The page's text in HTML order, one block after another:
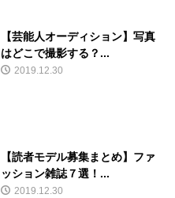
【芸能人オーディション】写真
はどこで撮影する？...
2019.12.30
【読者モデル募集まとめ】ファ
ッション雑誌７選！...
2019.12.30